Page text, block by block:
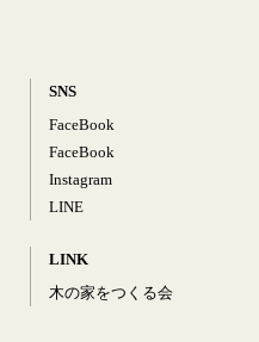
SNS
FaceBook
FaceBook
Instagram
LINE
LINK
木の家をつくる会